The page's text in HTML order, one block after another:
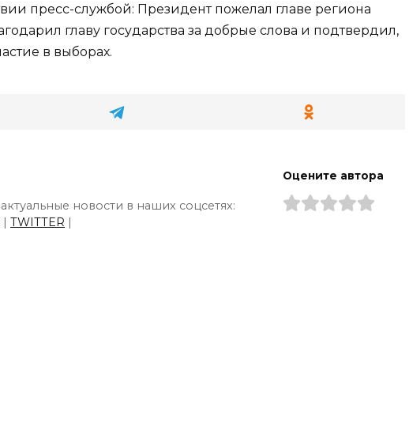
пресс-службой: Президент пожелал главе региона
главу государства за добрые слова и подтвердил,
в выборах.
новости в наших соцсетях:
| TWITTER |
Оцените автора